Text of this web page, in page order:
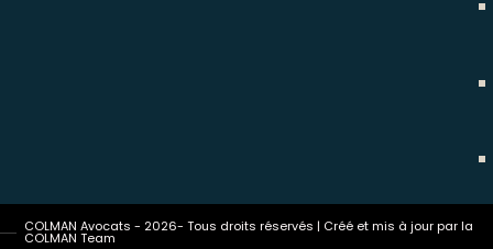
COLMAN Avocats - 2026- Tous droits réservés | Créé et mis à jour par la
COLMAN Team